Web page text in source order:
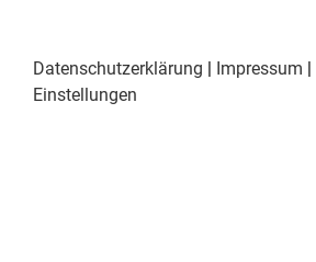
Datenschutzerklärung | Impressum |
Einstellungen